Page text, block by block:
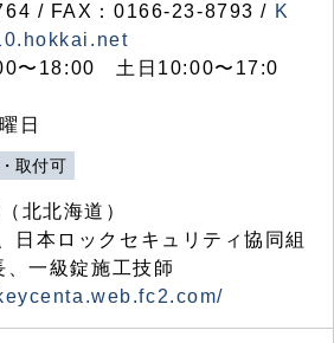
/ FAX：0166-23-8793 / K
〜18:00 土日10:00〜17:0
日
取付可
北北海道）
日本ロックセキュリティ協同組
一級錠施工技師